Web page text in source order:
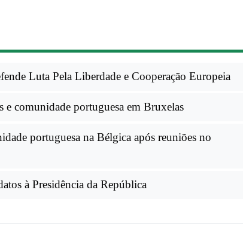
Luta Pela Liberdade e Cooperação Europeia
e comunidade portuguesa em Bruxelas
portuguesa na Bélgica após reuniões no
à Presidência da República